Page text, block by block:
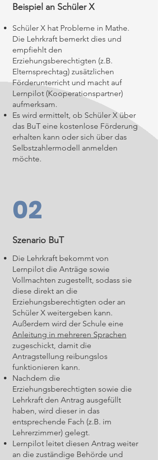
Beispiel an Schüler X
Schüler X hat Probleme in Mathe.
Die Lehrkraft bemerkt dies und
empfiehlt den
Erziehungsberechtigten (z.B.
Elternsprechtag) zusätzlichen
Förderunterricht und macht auf
Lernpilot (Kooperationspartner)
aufmerksam.
Es wird ermittelt, ob Schüler X über
das BuT eine kostenlose Förderung
erhalten kann oder sich über das
Selbstzahlermodell anmelden
möchte.
02
Szenario BuT
Die Lehrkraft bekommt von
Lernpilot die Anträge sowie
Vollmachten zugestellt, sodass sie
diese direkt an die
Erziehungsberechtigten oder an
Schüler X weitergeben kann.
Außerdem wird der Schule eine
Anleitung in mehreren Sprachen
zugeschickt, damit die
Antragstellung reibungslos
funktionieren kann.
Nachdem die
Erziehungsberechtigten sowie die
Lehrkraft den Antrag ausgefüllt
haben, wird dieser in das
entsprechende Fach (z.B. im
Lehrerzimmer) gelegt.
Lernpilot leitet diesen Antrag weiter
an die zuständige Behörde und